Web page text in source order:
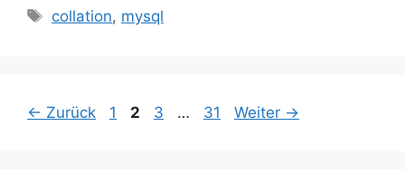
Schlagwörter
collation, mysql
← Zurück Seite
1 Seite
2 Seite
3 … Seite
31 Weiter →